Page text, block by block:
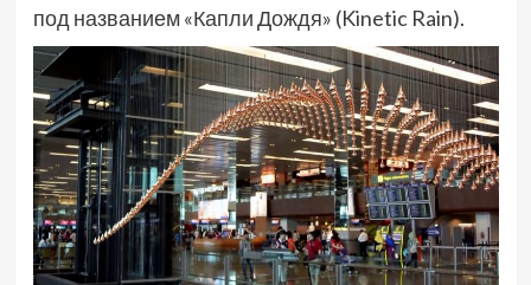
под названием «Капли Дождя» (Kinetic Rain).